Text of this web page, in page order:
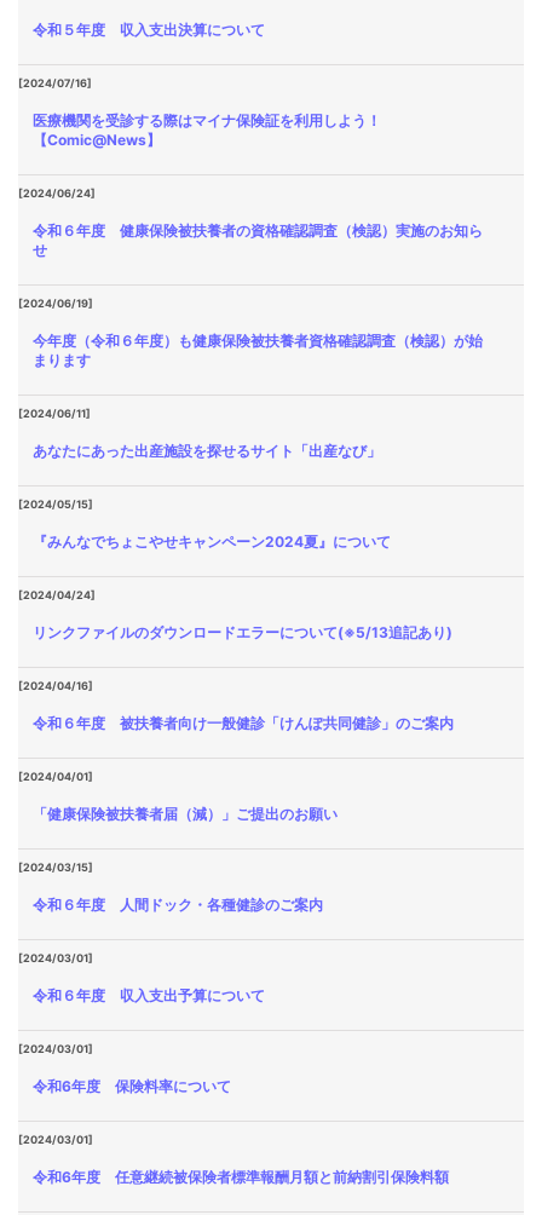
令和５年度 収入支出決算について
[2024/07/16]
医療機関を受診する際はマイナ保険証を利用しよう！
【Comic@News】
[2024/06/24]
令和６年度 健康保険被扶養者の資格確認調査（検認）実施のお知ら
せ
[2024/06/19]
今年度（令和６年度）も健康保険被扶養者資格確認調査（検認）が始
まります
[2024/06/11]
あなたにあった出産施設を探せるサイト「出産なび」
[2024/05/15]
『みんなでちょこやせキャンペーン2024夏』について
[2024/04/24]
リンクファイルのダウンロードエラーについて(※5/13追記あり)
[2024/04/16]
令和６年度 被扶養者向け一般健診「けんぽ共同健診」のご案内
[2024/04/01]
「健康保険被扶養者届（減）」ご提出のお願い
[2024/03/15]
令和６年度 人間ドック・各種健診のご案内
[2024/03/01]
令和６年度 収入支出予算について
[2024/03/01]
令和6年度 保険料率について
[2024/03/01]
令和6年度 任意継続被保険者標準報酬月額と前納割引保険料額